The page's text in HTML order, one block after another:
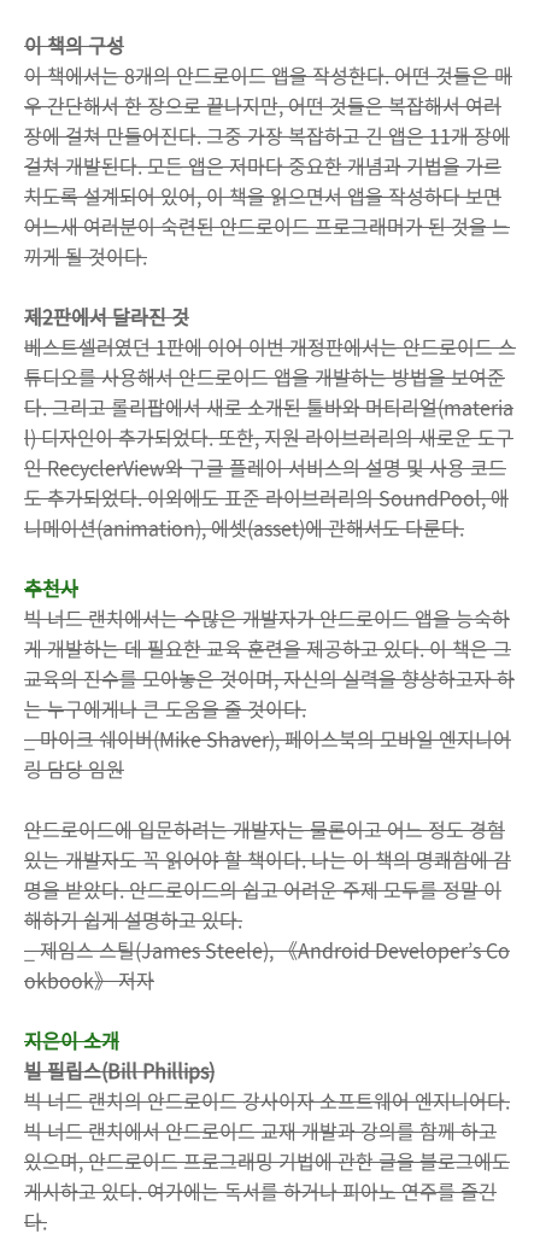
이 책의 구성
이 책에서는 8개의 안드로이드 앱을 작성한다. 어떤 것들은 매
우 간단해서 한 장으로 끝나지만, 어떤 것들은 복잡해서 여러
장에 걸쳐 만들어진다. 그중 가장 복잡하고 긴 앱은 11개 장에
걸쳐 개발된다. 모든 앱은 저마다 중요한 개념과 기법을 가르
치도록 설계되어 있어, 이 책을 읽으면서 앱을 작성하다 보면
어느새 여러분이 숙련된 안드로이드 프로그래머가 된 것을 느
끼게 될 것이다.
제2판에서 달라진 것
베스트셀러였던 1판에 이어 이번 개정판에서는 안드로이드 스
튜디오를 사용해서 안드로이드 앱을 개발하는 방법을 보여준
다. 그리고 롤리팝에서 새로 소개된 툴바와 머티리얼(materia
l) 디자인이 추가되었다. 또한, 지원 라이브러리의 새로운 도구
인 RecyclerView와 구글 플레이 서비스의 설명 및 사용 코드
도 추가되었다. 이외에도 표준 라이브러리의 SoundPool, 애
니메이션(animation), 에셋(asset)에 관해서도 다룬다.
추천사
빅 너드 랜치에서는 수많은 개발자가 안드로이드 앱을 능숙하
게 개발하는 데 필요한 교육 훈련을 제공하고 있다. 이 책은 그
교육의 진수를 모아놓은 것이며, 자신의 실력을 향상하고자 하
는 누구에게나 큰 도움을 줄 것이다.
_ 마이크 쉐이버(Mike Shaver), 페이스북의 모바일 엔지니어
링 담당 임원
안드로이드에 입문하려는 개발자는 물론이고 어느 정도 경험
있는 개발자도 꼭 읽어야 할 책이다. 나는 이 책의 명쾌함에 감
명을 받았다. 안드로이드의 쉽고 어려운 주제 모두를 정말 이
해하기 쉽게 설명하고 있다.
_ 제임스 스틸(James Steele), 《Android Developer’s Co
okbook》 저자
지은이 소개
빌 필립스(Bill Phillips)
빅 너드 랜치의 안드로이드 강사이자 소프트웨어 엔지니어다.
빅 너드 랜치에서 안드로이드 교재 개발과 강의를 함께 하고
있으며, 안드로이드 프로그래밍 기법에 관한 글을 블로그에도
게시하고 있다. 여가에는 독서를 하거나 피아노 연주를 즐긴
다.